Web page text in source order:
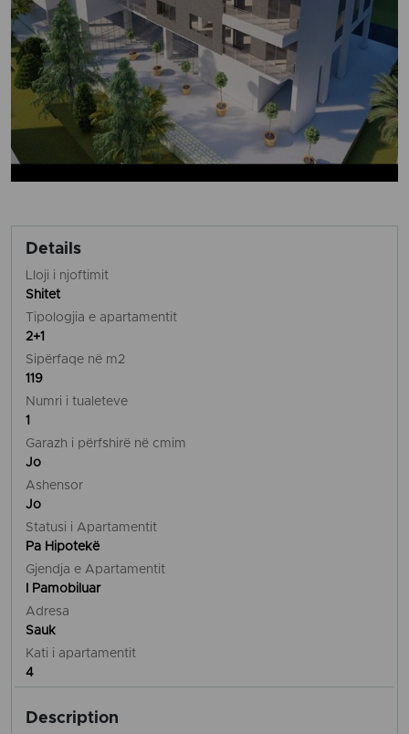
Details
Lloji i njoftimit
Shitet
Tipologjia e apartamentit
2+1
Sipërfaqe në m2
119
Numri i tualeteve
1
Garazh i përfshirë në cmim
Jo
Ashensor
Jo
Statusi i Apartamentit
Pa Hipotekë
Gjendja e Apartamentit
I Pamobiluar
Adresa
Sauk
Kati i apartamentit
4
Description